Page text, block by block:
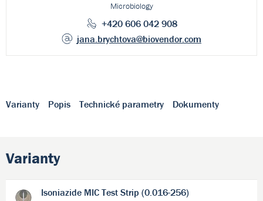
Microbiology
+420 606 042 908
jana.brychtova@biovendor.com
Varianty Popis Technické parametry Dokumenty
Varianty
Isoniazide MIC Test Strip (0.016-256)